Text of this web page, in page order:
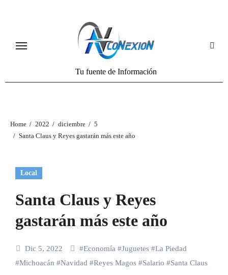
Tu fuente de Información
Home 2022 diciembre
5
Santa Claus y Reyes gastarán más este año
Local
Santa Claus y Reyes
gastarán más este año
Dic 5, 2022 #Economía#Juguetes#La Piedad
#Michoacán #Navidad #Reyes Magos#Salario #Santa Claus